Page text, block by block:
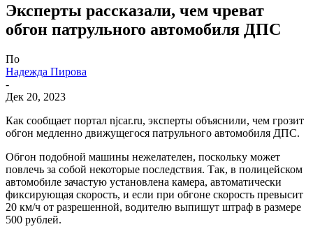
Эксперты рассказали, чем чреват
обгон патрульного автомобиля ДПС
По
Надежда Пирова
-
Дек 20, 2023
Как сообщает портал njcar.ru, эксперты объяснили, чем грозит
обгон медленно движущегося патрульного автомобиля ДПС.
Обгон подобной машины нежелателен, поскольку может
повлечь за собой некоторые последствия. Так, в полицейском
автомобиле зачастую установлена камера, автоматически
фиксирующая скорость, и если при обгоне скорость превысит
20 км/ч от разрешенной, водителю выпишут штраф в размере
500 рублей.